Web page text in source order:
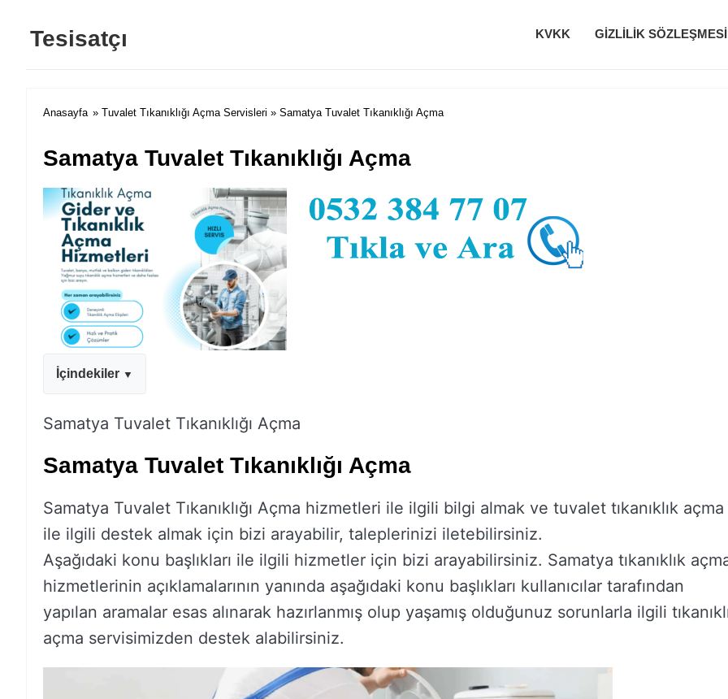
Tesisatçı KVKK GIZLILIK SÖZLEŞMESI
Anasayfa » Tuvalet Tıkanıklığı Açma Servisleri » Samatya Tuvalet Tıkanıklığı Açma
Samatya Tuvalet Tıkanıklığı Açma
İçindekiler
Samatya Tuvalet Tıkanıklığı Açma
Samatya Tuvalet Tıkanıklığı Açma
Samatya Tuvalet Tıkanıklığı Açma hizmetleri ile ilgili bilgi almak ve tuvalet tıkanıklık açma
ile ilgili destek almak için bizi arayabilir, taleplerinizi iletebilirsiniz.
Aşağıdaki konu başlıkları ile ilgili hizmetler için bizi arayabilirsiniz. Samatya tıkanıklık
hizmetlerinin açıklamalarının yanında aşağıdaki konu başlıkları kullanıcılar tarafından
yapılan aramalar esas alınarak hazırlanmış olup yaşamış olduğunuz sorunlarla ilgili
açma servisimizden destek alabilirsiniz.